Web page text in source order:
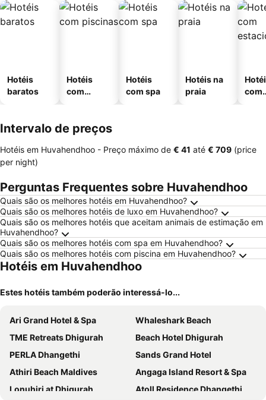
Hotéis
baratos
Hotéis
com
Hotéis
com spa
Hotéis na
praia
com
Intervalo de preços
Hotéis em Huvahendhoo - Preço máximo de ‎€ 41 até ‎€ 709 (price
per night)
Perguntas Frequentes sobre Huvahendhoo
Quais são os melhores hotéis em Huvahendhoo?
Quais são os melhores hotéis de luxo em Huvahendhoo?
Quais são os melhores hotéis que aceitam animais de estimação em
Huvahendhoo?
Quais são os melhores hotéis com spa em Huvahendhoo?
Quais são os melhores hotéis com piscina em Huvahendhoo?
Hotéis em Huvahendhoo
Estes hotéis também poderão interessá-lo...
Ari Grand Hotel & Spa
Whaleshark Beach
TME Retreats Dhigurah
Beach Hotel Dhigurah
PERLA Dhangethi
Sands Grand Hotel
Athiri Beach Maldives
Angaga Island Resort & Spa
Lonuhiri at Dhigurah
Atoll Residence Dhangethi